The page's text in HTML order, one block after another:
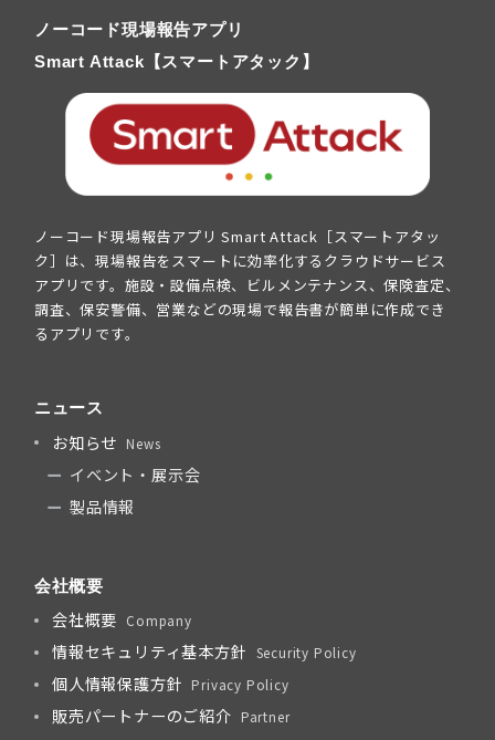
ノーコード現場報告アプリ
Smart Attack【スマートアタック】
ノーコード現場報告アプリ Smart Attack［スマートアタッ
ク］は、現場報告をスマートに効率化するクラウドサービス
アプリです。施設・設備点検、ビルメンテナンス、保険査定、
調査、保安警備、営業などの現場で報告書が簡単に作成でき
るアプリです。
ニュース
お知らせ News
イベント・展示会
製品情報
会社概要
会社概要 Company
情報セキュリティ基本方針 Security Policy
個人情報保護方針 Privacy Policy
販売パートナーのご紹介 Partner